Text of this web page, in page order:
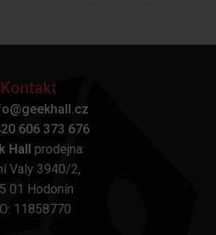
Kontakt
606 373 676
Hall prodejna:
Valy 3940/2,
01 Hodonín
11858770